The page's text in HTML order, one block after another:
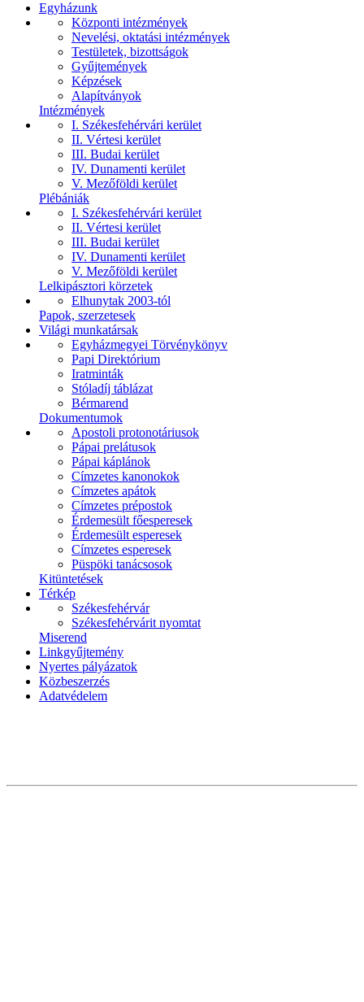
Egyházunk
Központi intézmények
Nevelési, oktatási intézmények
Testületek, bizottságok
Gyűjtemények
Képzések
Alapítványok
Intézmények
I. Székesfehérvári kerület
II. Vértesi kerület
III. Budai kerület
IV. Dunamenti kerület
V. Mezőföldi kerület
Plébániák
I. Székesfehérvári kerület
II. Vértesi kerület
III. Budai kerület
IV. Dunamenti kerület
V. Mezőföldi kerület
Lelkipásztori körzetek
Elhunytak 2003-tól
Papok, szerzetesek
Világi munkatársak
Egyházmegyei Törvénykönyv
Papi Direktórium
Iratminták
Stóladíj táblázat
Bérmarend
Dokumentumok
Apostoli protonotáriusok
Pápai prelátusok
Pápai káplánok
Címzetes kanonokok
Címzetes apátok
Címzetes prépostok
Érdemesült főesperesek
Érdemesült esperesek
Címzetes esperesek
Püspöki tanácsosok
Kitüntetések
Térkép
Székesfehérvár
Székesfehérvárit nyomtat
Miserend
Linkgyűjtemény
Nyertes pályázatok
Közbeszerzés
Adatvédelem